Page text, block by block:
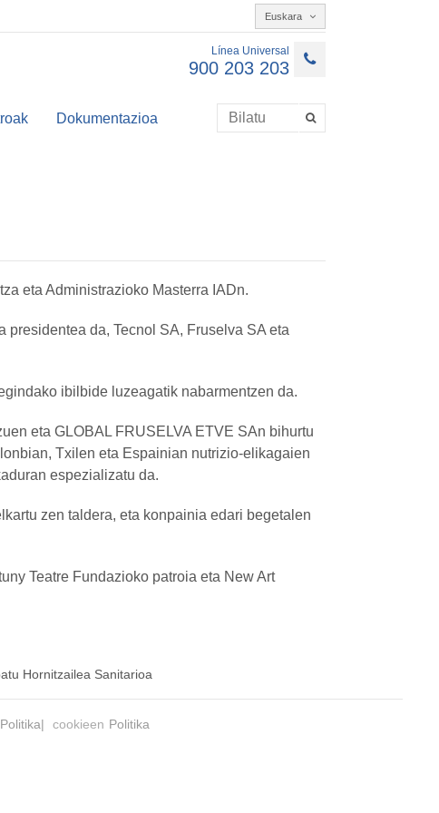
Euskara
Línea Universal
900 203 203
Dokumentazioa
eta Administrazioko Masterra IADn.
da, Tecnol SA, Fruselva SA eta
ibilbide luzeagatik nabarmentzen da.
eta GLOBAL FRUSELVA ETVE SAn bihurtu
Txilen eta Espainian nutrizio-elikagaien
espezializatu da.
zen taldera, eta konpainia edari begetalen
Teatre Fundazioko patroia eta New Art
Hornitzailea Sanitarioa
Politika| cookieen Politika